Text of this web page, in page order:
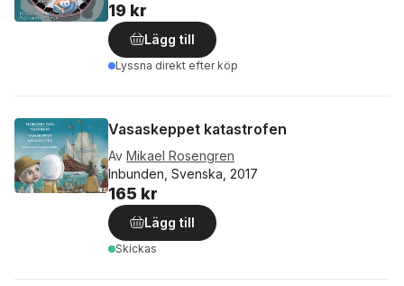
19 kr
Lägg till
Lyssna direkt efter köp
Vasaskeppet katastrofen
Av Mikael Rosengren
Inbunden, Svenska, 2017
165 kr
Lägg till
Skickas